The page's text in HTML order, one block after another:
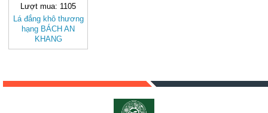
Lượt mua: 1105
Lá đắng khô thương
hạng BÁCH AN
KHANG